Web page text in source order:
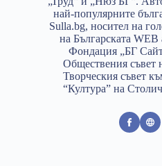
най-популярните
Sulla.bg, носител на
на Българската
Фондация „БГ
Обществения съвет
Творческия съвет
“Култура” на